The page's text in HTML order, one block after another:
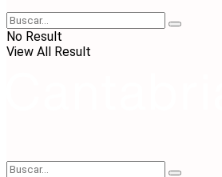
No Result
View All Result